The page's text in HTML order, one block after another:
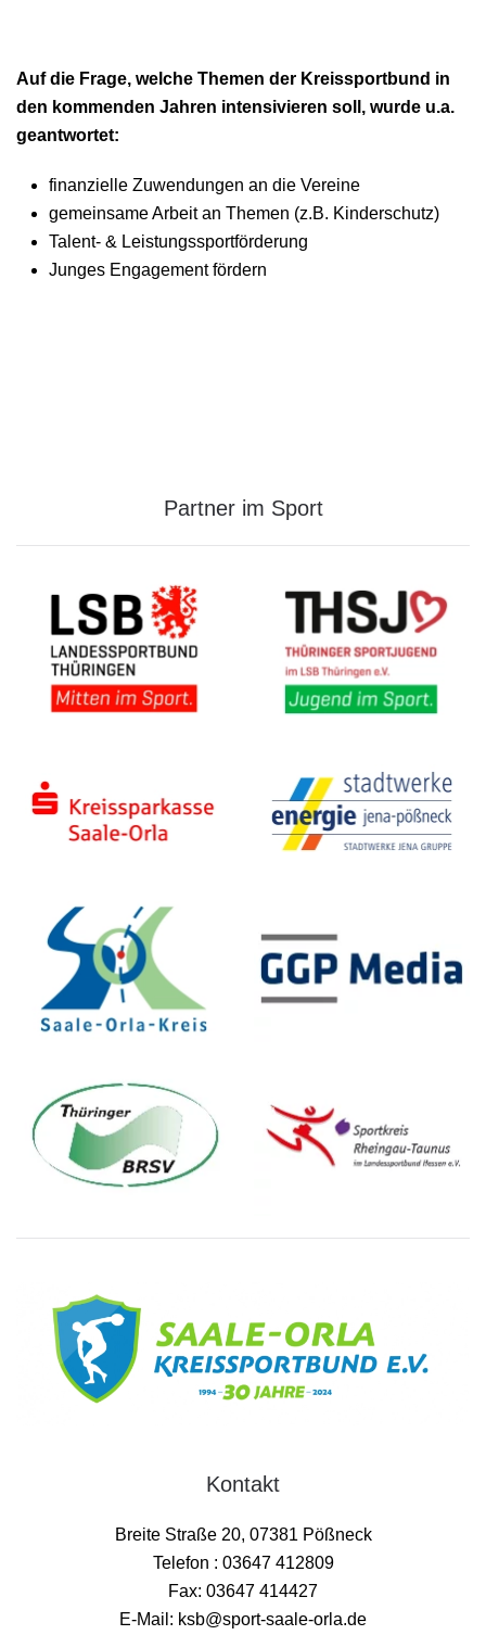
Auf die Frage, welche Themen der Kreissportbund in
den kommenden Jahren intensivieren soll, wurde u.a.
geantwortet:
finanzielle Zuwendungen an die Vereine
gemeinsame Arbeit an Themen (z.B. Kinderschutz)
Talent- & Leistungssportförderung
Junges Engagement fördern
Partner im Sport
Kontakt
Breite Straße 20, 07381 Pößneck
Telefon : 03647 412809
Fax: 03647 414427
E-Mail: ksb@sport-saale-orla.de